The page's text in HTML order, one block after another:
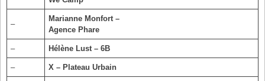
–
Marianne Monfort –
Agence Phare
– Hélène Lust – 6B
– X – Plateau Urbain